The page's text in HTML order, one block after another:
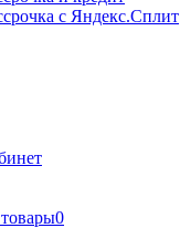
с Яндекс.Сплит
0